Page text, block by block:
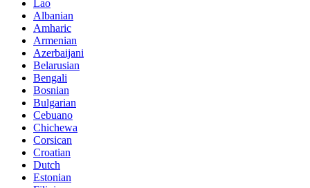
Lao
Albanian
Amharic
Armenian
Azerbaijani
Belarusian
Bengali
Bosnian
Bulgarian
Cebuano
Chichewa
Corsican
Croatian
Dutch
Estonian